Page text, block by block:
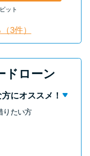
ドローンと比
借りられる？
りる方法があ
ット
3件）
ドローン
にオススメ！
りたい方